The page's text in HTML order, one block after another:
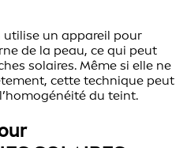
un appareil pour
de la peau, ce qui peut
solaires. Même si elle ne
cette technique peut
du teint.